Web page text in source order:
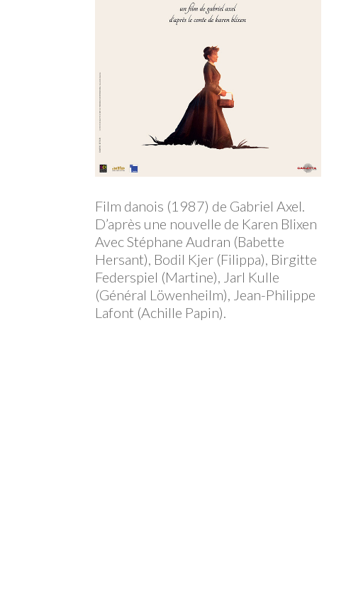
Film danois (1987) de Gabriel Axel.
D’après une nouvelle de Karen Blixen
Avec Stéphane Audran (Babette
Hersant), Bodil Kjer (Filippa), Birgitte
Federspiel (Martine), Jarl Kulle
(Général Löwenheilm), Jean-Philippe
Lafont (Achille Papin).